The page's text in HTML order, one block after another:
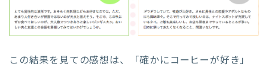
この結果を見ての感想は、「確かにコーヒーが好き」